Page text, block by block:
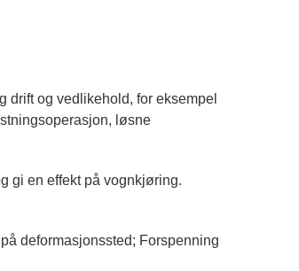
drift og vedlikehold, for eksempel
løsne
gi en effekt på vognkjøring.
deformasjonssted; Forspenning